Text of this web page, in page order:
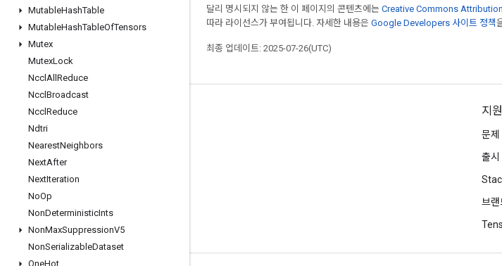
MutableHashTable
MutableHashTableOfTensors
Mutex
MutexLock
Nccl All Reduce
Nccl Broadcast
Nccl Reduce
Ndtri
NearestNeighbors
NextAfter
NextIteration
NoOp
NonDeterministicInts
NonMaxSuppressionV5
NonSerializableDataset
OneHot
달리 명시되지 않는 한 이 페이지의 콘텐츠에는 Creative Commons
따라 라이선스가 부여됩니다. 자세한 내용은 Google Developers 사이트 정책
최종 업데이트: 2025-07-26(UTC)
최신 소식 확인하기
블로그
포럼
GitHub
Twitter
YouTube
지원
문제
출시
브랜